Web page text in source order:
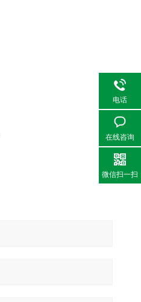
电话
在线咨询
微信扫一扫